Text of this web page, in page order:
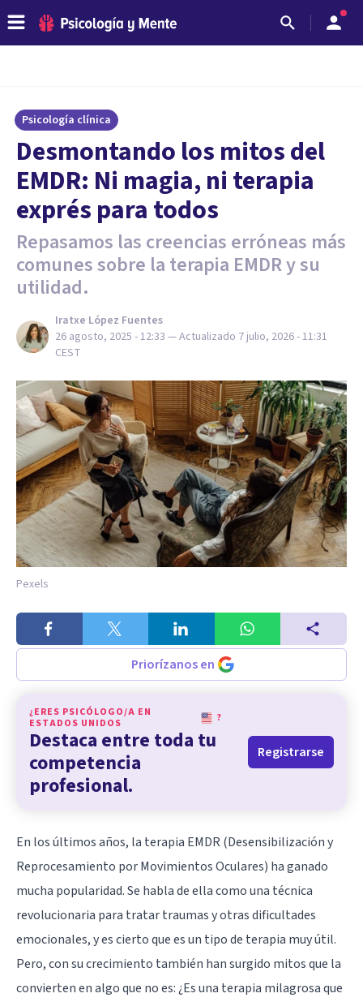
Psicología clínica
Desmontando los mitos del
EMDR: Ni magia, ni terapia
exprés para todos
Repasamos las creencias erróneas más
comunes sobre la terapia EMDR y su
utilidad.
Iratxe López Fuentes
26 agosto, 2025 - 12:33 — Actualizado 7 julio, 2026 - 11:31
CEST
Pexels
Priorízanos en
¿ERES PSICÓLOGO/A EN
ESTADOS UNIDOS
?
Destaca entre toda tu
competencia
profesional.
Registrarse
En los últimos años, la terapia EMDR(Desensibilización y
Reprocesamiento por Movimientos Oculares) ha ganado
mucha popularidad. Se habla de ella como una técnica
revolucionaria para tratartraumasy otras dificultades
emocionales, y es cierto que es un tipo de terapia muy útil.
Pero, con su crecimiento también han surgido mitos que la
convierten en algo que no es: ¿Es una terapia milagrosa que